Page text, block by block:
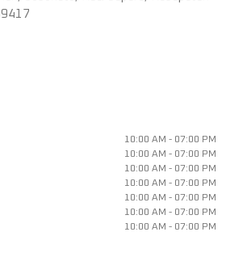
10:00 AM - 07:00 PM
10:00 AM - 07:00 PM
10:00 AM - 07:00 PM
10:00 AM - 07:00 PM
10:00 AM - 07:00 PM
10:00 AM - 07:00 PM
10:00 AM - 07:00 PM